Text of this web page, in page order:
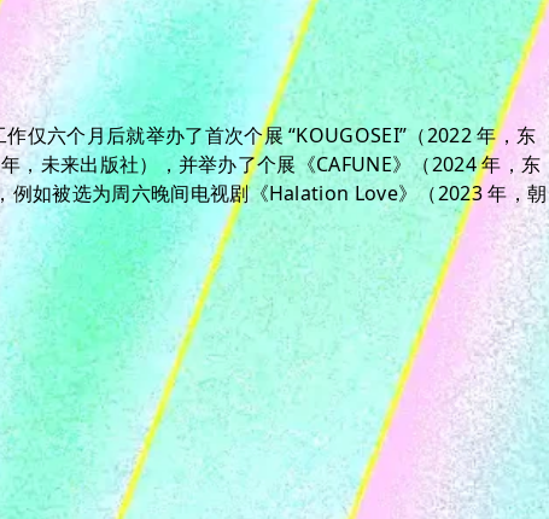
仅六个月后就举办了首次个展 “KOUGOSEI”（2022 年，东
，未来出版社），并举办了个展《CAFUNE》（2024 年，东
例如被选为周六晚间电视剧《Halation Love》（2023 年，朝